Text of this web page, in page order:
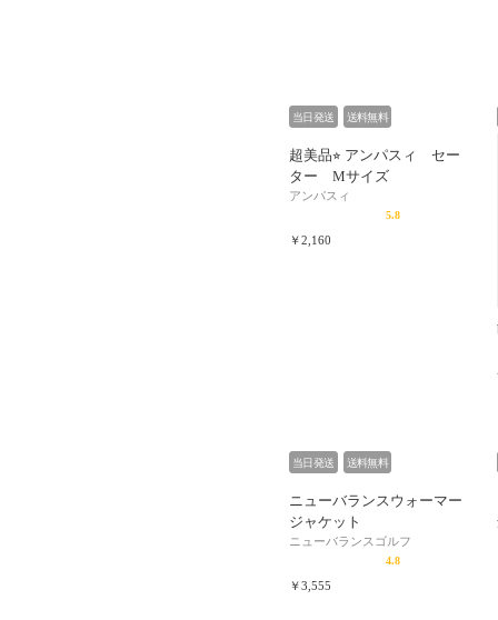
当日発送 送料無料
超美品⭐︎ アンパスィ セー
ター Mサイズ
アンパスィ
5.8
￥2,160
当日発送 送料無料
ニューバランスウォーマー
ジャケット
ニューバランスゴルフ
4.8
￥3,555